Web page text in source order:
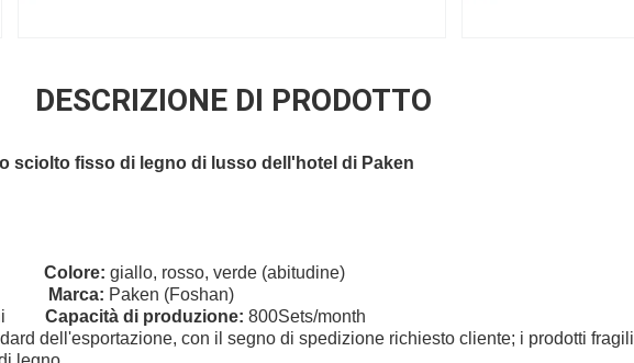
DESCRIZIONE DI PRODOTTO
sciolto fisso di legno di lusso dell'hotel di Paken
Colore: giallo, rosso, verde (abitudine)
Marca: Paken (Foshan)
Capacità di produzione: 800Sets/month
dell'esportazione, con il segno di spedizione richiesto cliente; i prodotti fragili